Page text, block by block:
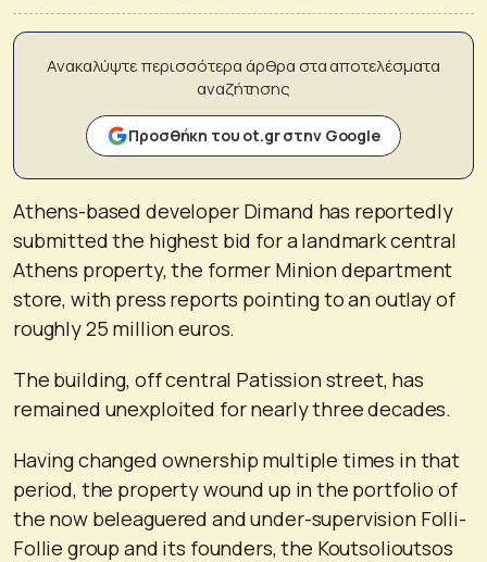
Ανακαλύψτε περισσότερα άρθρα στα αποτελέσματα
αναζήτησης
Προσθήκη του ot.gr στην Google
Athens-based developer Dimand has reportedly
submitted the highest bid for a landmark central
Athens property, the former Minion department
store, with press reports pointing to an outlay of
roughly 25 million euros.
The building, off central Patission street, has
remained unexploited for nearly three decades.
Having changed ownership multiple times in that
period, the property wound up in the portfolio of
the now beleaguered and under-supervision Folli-
Follie group and its founders, the Koutsolioutsos